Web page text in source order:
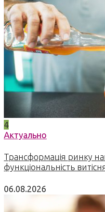
4
Актуально
Трансформація ринку
функціональність
06.08.2026